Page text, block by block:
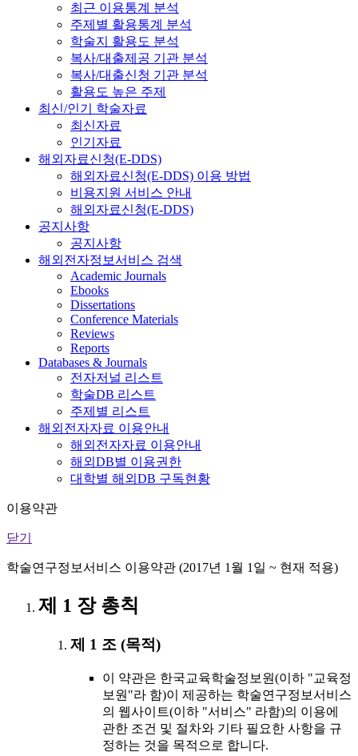
최근 이용통계 분석
주제별 활용통계 분석
학술지 활용도 분석
복사/대출제공 기관 분석
복사/대출신청 기관 분석
활용도 높은 주제
최신/인기 학술자료
최신자료
인기자료
해외자료신청(E-DDS)
해외자료신청(E-DDS) 이용 방법
비용지원 서비스 안내
해외자료신청(E-DDS)
공지사항
공지사항
해외전자정보서비스 검색
Academic Journals
Ebooks
Dissertations
Conference Materials
Reviews
Reports
Databases & Journals
전자저널 리스트
학술DB 리스트
주제별 리스트
해외전자자료 이용안내
해외전자자료 이용안내
해외DB별 이용권한
대학별 해외DB 구독현황
이용약관
닫기
학술연구정보서비스 이용약관 (2017년 1월 1일 ~ 현재 적용)
제 1 장 총칙
제 1 조 (목적)
이 약관은 한국교육학술정보원(이하 "교육정
보원"라 함)이 제공하는 학술연구정보서비스
의 웹사이트(이하 "서비스" 라함)의 이용에
관한 조건 및 절차와 기타 필요한 사항을 규
정하는 것을 목적으로 합니다.